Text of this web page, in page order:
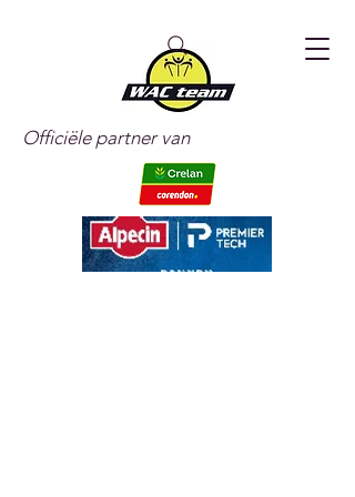
Officiële partner van